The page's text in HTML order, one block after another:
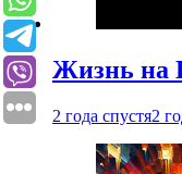
Жизнь на
2 года спустя2